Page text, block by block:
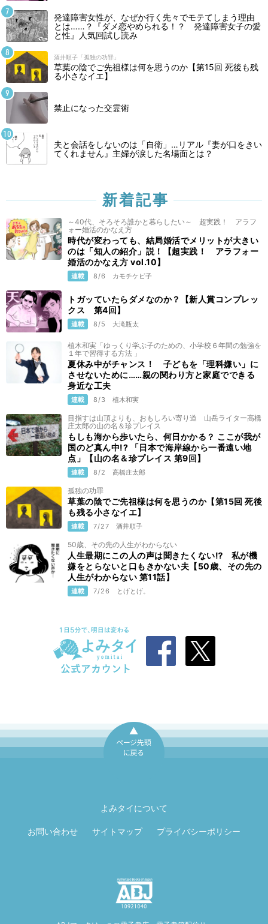
発達障害女性が、なぜか行く先々でモテてしまう理由
とは……？『ダメ恋やめられる！？ 発達障害女子の愛
と性』人気回試し読み
酒井順子「孤独の功罪」
草葉の陰でご先祖様は何を思うのか【第15回 死後も残
る小さなイエ】
禁止になった交霊術
夫と会話をしないのは「自衛」…リアル『妻が口をきい
てくれません』主婦が涙した名場面とは？
新着記事
～40代、そろそろ誰かと暮らしたい～ 超実践！ アラフ
ォー婚活のかなえ方
時代が変わっても、結局婚活でメリットが大きい
のは「知人の紹介」説！【超実践！ アラフォー
婚活のかなえ方 vol.10】
連載 8/6 カモチケビ子
トガッていたらダメなのか？【新人賞コンプレッ
クス 第4回】
連載 8/5 大滝瓶太
植木和実「ゆっくり学ぶ子のための、小学校６年間の勉強を
１年で習得する方法 」
夏休み中がチャンス！ 子どもを「理科嫌い」に
させないために……親の関わり方と家庭でできる
身近な工夫
連載 8/3 植木和実
目指すは山頂よりも、おもしろい寄り道 山岳ライター高橋
庄太郎の山の名＆珍プレイス
もしも海から歩いたら、何日かかる？ ここが我が
国のど真ん中!? 「日本で海岸線から一番遠い地
点」【山の名＆珍プレイス 第9回】
連載 8/2 高橋庄太郎
孤独の功罪
草葉の陰でご先祖様は何を思うのか【第15回 死後
も残る小さなイエ】
連載 7/27 酒井順子
50歳、その先の人生がわからない
人生最期にこの人の声は聞きたくない⁉ 私が機
嫌をとらないと口もきかない夫【50歳、その先の
人生がわからない 第11話】
連載 7/26 とげとげ。
よみタイについて
お問い合わせ サイトマップ プライバシーポリシー